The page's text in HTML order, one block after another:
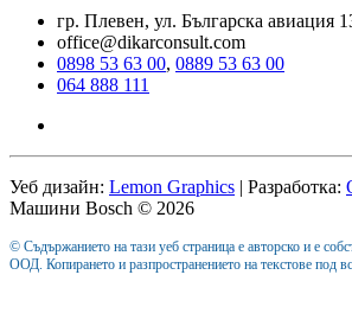
гр. Плевен, ул. Българска авиация
office@dikarconsult.com
0898 53 63 00, 0889 53 63 00
064 888 111
Уеб дизайн: Lemon Graphics | Разработка:
Машини Bosch © 2026
© Съдържанието на тази уеб страница е авторско и е
ООД. Копирането и разпространението на текстове под